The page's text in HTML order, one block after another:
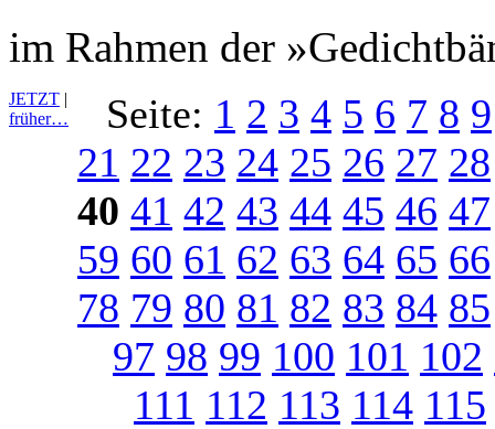
im Rahmen der
JETZT |
früher…
Seite: 1 2 3 4 5 6 7 8 9
21 22 23 24 25 26 27 28
40 41 42 43 44 45 46 47
59 60 61 62 63 64 65 66
78 79 80 81 82 83 84 85
97 98 99 100 101 102
111 112 113 114 115